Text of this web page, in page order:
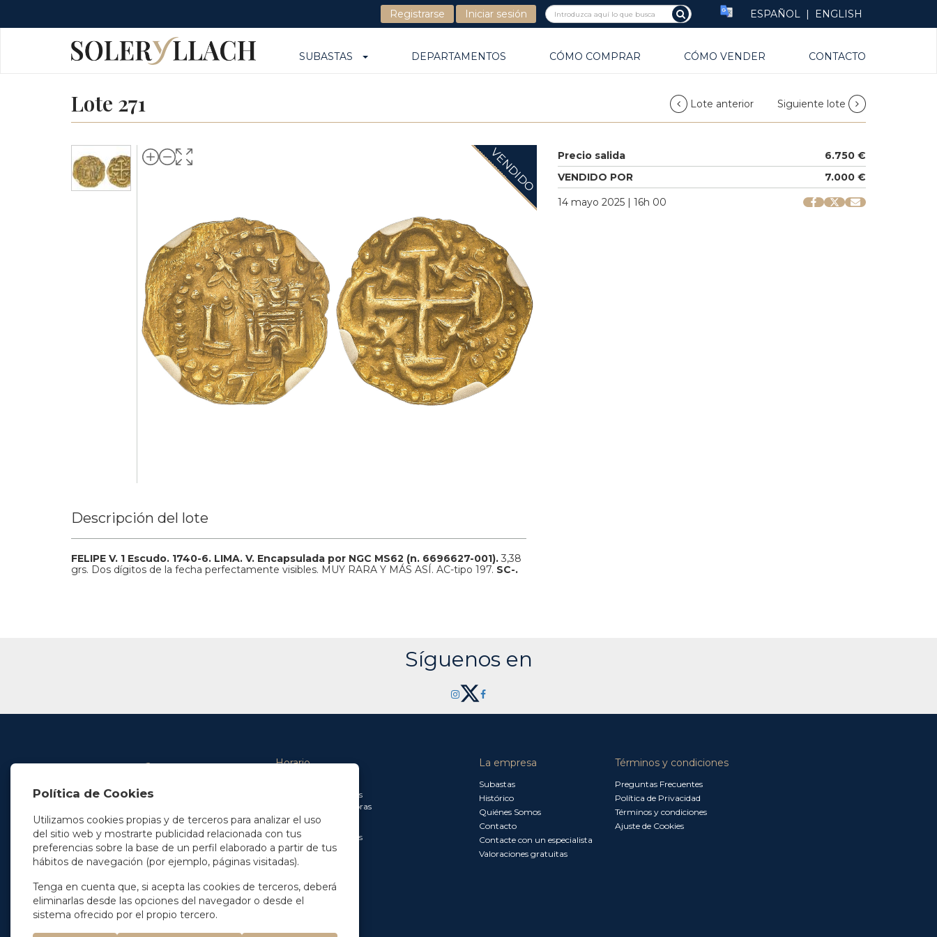
Registrarse Iniciar sesión ESPAÑOL | ENGLISH
SUBASTAS DEPARTAMENTOS CÓMO COMPRAR CÓMO VENDER CONTACTO
Lote 271 Lote anterior Siguiente lote
VENDIDO Precio salida
6.750 €
VENDIDO POR
7.000 €
14 mayo 2025 | 16h 00
Descripción del lote
FELIPE V. 1 Escudo. 1740-6. LIMA. V. Encapsulada por NGC MS62 (n. 6696627-001). 3,38
grs. Dos dígitos de la fecha perfectamente visibles. MUY RARA Y MÁS ASÍ. AC-tipo 197. SC-.
Síguenos en
En Madrid
info@soleryllach.com
En Barcelona
Beethoven 13
+34 93 201 87 33
info@soleryllach.com
Horario
De 9.00 a 13.30 horas
y de 14.30 a 18.00 horas
Viernes:
De 8.30 a 15.00 horas
La empresa
Subastas
Histórico
Quiénes Somos
Contacto
Contacte con un especialista
Valoraciones gratuitas
Términos y condiciones
Preguntas Frecuentes
Política de Privacidad
Términos y condiciones
Ajuste de Cookies
Política de Cookies
Utilizamos cookies propias y de terceros para analizar el uso
del sitio web y mostrarte publicidad relacionada con tus
preferencias sobre la base de un perfil elaborado a partir de tus
hábitos de navegación (por ejemplo, páginas visitadas).
Tenga en cuenta que, si acepta las cookies de terceros, deberá
eliminarlas desde las opciones del navegador o desde el
sistema ofrecido por el propio tercero.